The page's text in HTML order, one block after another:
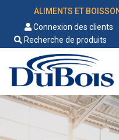
Connexion des clients
Recherche de produits